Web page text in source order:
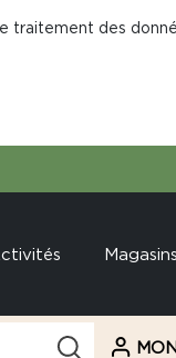
traitement des
Magasins